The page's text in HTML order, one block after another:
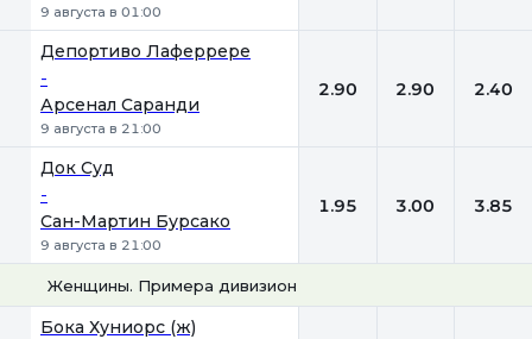
9 августа в 01:00
Депортиво Лаферрере
-
Арсенал Саранди
9 августа в 21:00
2.90 2.90 2.40
Док Суд
-
Сан-Мартин Бурсако
9 августа в 21:00
1.95 3.00 3.85
Женщины. Примера дивизион
Бока Хуниорс (ж)